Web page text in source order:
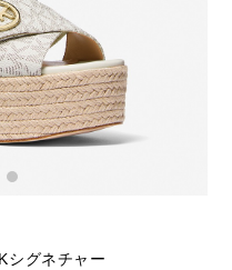
シグネチャー